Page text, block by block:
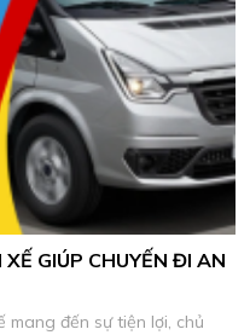
GIÚP CHUYẾN ĐI AN
mang đến sự tiện lợi, chủ